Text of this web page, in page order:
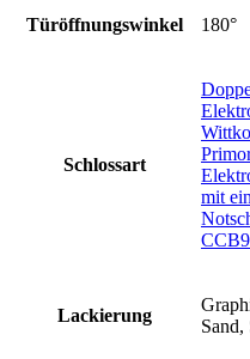
Türöffnungswinkel 180°
Schlossart
mit
Lackierung
Sand,